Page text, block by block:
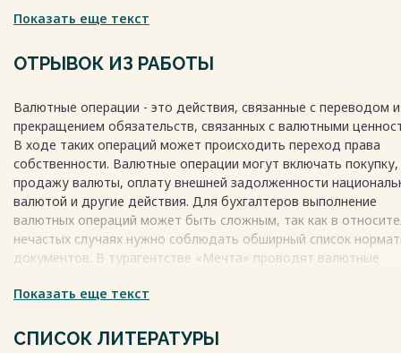
ними.
Показать еще текст
ОТРЫВОК ИЗ РАБОТЫ
Валютные операции - это действия, связанные с переводом и
прекращением обязательств, связанных с валютными
В ходе таких операций может происходить переход права
собственности. Валютные операции могут включать покупку,
продажу валюты, оплату внешней задолженности
валютой и другие действия. Для бухгалтеров выполнение
валютных операций может быть сложным, так как в
нечастых случаях нужно соблюдать обширный список
документов. В турагентстве «Мечта» проводят валютные
выполнении расчетно-кассовых и наличных операций.
стране, а также нормы государственных органов,
Показать еще текст
СПИСОК ЛИТЕРАТУРЫ